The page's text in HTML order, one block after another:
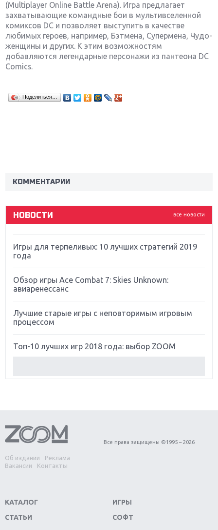
(Multiplayer Online Battle Arena). Игра предлагает
захватывающие командные бои в мультивселенной
комиксов DC и позволяет выступить в качестве
любимых героев, например, Бэтмена, Супермена, Чудо-
женщины и других. К этим возможностям
добавляются легендарные персонажи из пантеона DC
Comics.
Поделиться…
КОММЕНТАРИИ
все новости
НОВОСТИ
Far Cry 5: хвалить нельзя ругать
Игры для терпеливых: 10 лучших стратегий 2019
года
Обзор игры Ace Combat 7: Skies Unknown:
авиаренессанс
Лучшие старые игры с неповторимым игровым
процессом
Топ-10 лучших игр 2018 года: выбор ZOOM
Обзор игры Forza Horizon 4: вершина эволюции
Две важных новинки для консолей: Spider-Man и
Divinity Original Sin 2
Switch
Об издании
Реклама
Вакансии
Контакты
Все права защищены ©1995 – 2026
КАТАЛОГ
СТАТЬИ
ИГРЫ
СОФТ